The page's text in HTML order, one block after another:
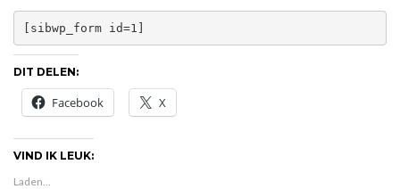
[sibwp_form id=1]
DIT DELEN:
Facebook X
VIND IK LEUK:
Laden...